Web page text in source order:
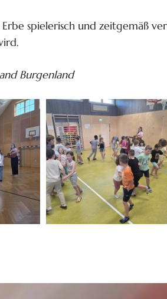
spielerisch und zeitgemäß
Burgenland